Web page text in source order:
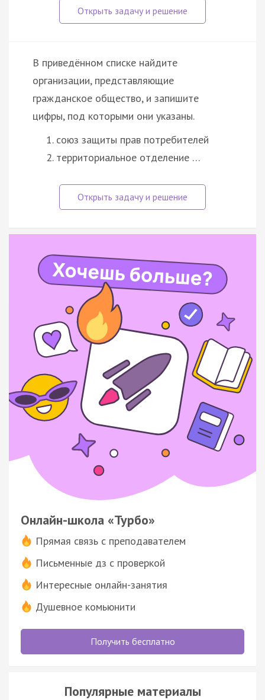
В приведённом списке найдите
организации, представляющие
гражданское общество, и запишите
цифры, под которыми они указаны.
союз защиты прав потребителей
территориальное отделение …
Онлайн-школа «Турбо»
Прямая связь с преподавателем
Письменные дз с проверкой
Интересные онлайн-занятия
Душевное комьюнити
Получить бесплатно
Популярные материалы